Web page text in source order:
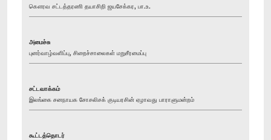
கௌரவ சட்டத்தரணி தயாசிறி ஜயசேக்கர, பா.உ.
அமைச்சு
புனர்வாழ்வளிப்பு, சிறைச்சாலைகள் மறுசீரமைப்பு
சட்டவாக்கம்
இலங்கை சனநாயக சோசலிசக் குடியரசின் ஏழாவது பாராளுமன்றம்
கூட்டத்தொடர்